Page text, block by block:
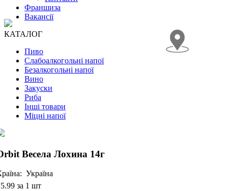
Франшиза
Вакансії
КАТАЛОГ
Пиво
Слабоалкогольні напої
Безалкогольні напої
Вино
Закуски
Риба
Інші товари
Міцні напої
Весела Лохина 14г
Україна
за 1 шт